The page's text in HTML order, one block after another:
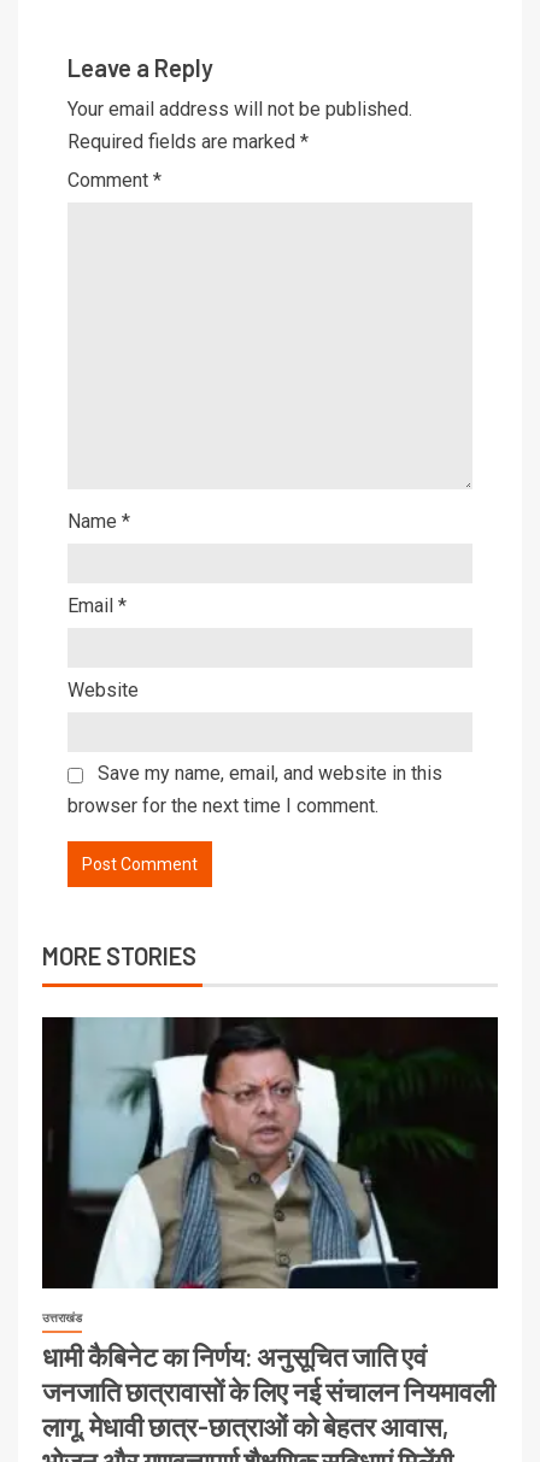
Leave a Reply
Your email address will not be published.
Required fields are marked *
Comment *
Name *
Email *
Website
Save my name, email, and website in this
browser for the next time I comment.
MORE STORIES
उत्तराखंड
धामी कैबिनेट का निर्णय: अनुसूचित जाति एवं
जनजाति छात्रावासों के लिए नई संचालन नियमावली
लागू, मेधावी छात्र-छात्राओं को बेहतर आवास,